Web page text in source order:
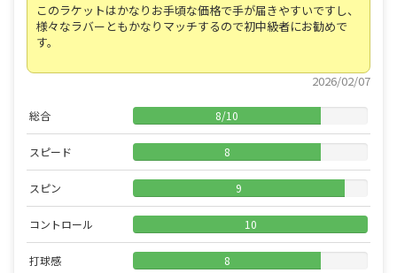
このラケットはかなりお手頃な価格で手が届きやすいですし、
様々なラバーともかなりマッチするので初中級者にお勧めで
す。
2026/02/07
総合 8/10
スピード 8
スピン 9
コントロール 10
打球感 8